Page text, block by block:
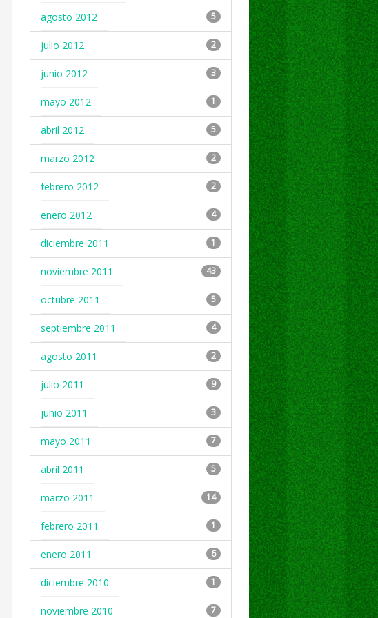
agosto 2012 5
julio 2012 2
junio 2012 3
mayo 2012 1
abril 2012 5
marzo 2012 2
febrero 2012 2
enero 2012 4
diciembre 2011 1
noviembre 2011 43
octubre 2011 5
septiembre 2011 4
agosto 2011 2
julio 2011 9
junio 2011 3
mayo 2011 7
abril 2011 5
marzo 2011 14
febrero 2011 1
enero 2011 6
diciembre 2010 1
noviembre 2010 7